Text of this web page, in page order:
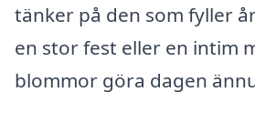
tänker på den som fyller
en stor fest eller en intim
blommor göra dagen